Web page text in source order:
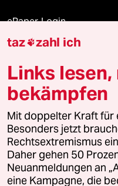
ePaper Login
Downloads für
© 2026 taz Verlags und
Alle Rechte vorbehalten. Bei
wenden Sie sich bitte an
Feedback
taz zahl ich
Links
bekämpfen
Mit doppelter Kraft für
Besonders jetzt
Rechtsextremismus
Daher gehen 50
Neuanmeldungen an
eine Kampagne, die